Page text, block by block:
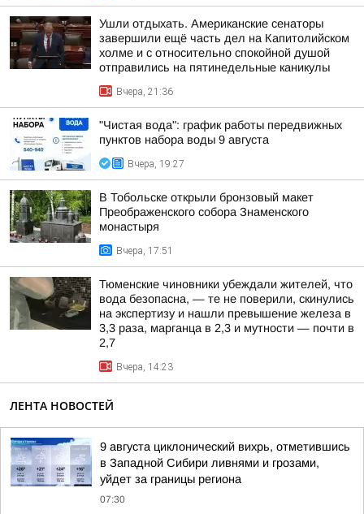
Ушли отдыхать. Американские сенаторы
завершили ещё часть дел на Капитолийском
холме и с относительно спокойной душой
отправились на пятинедельные каникулы
Вчера, 21:36
"Чистая вода": график работы передвижных
пунктов набора воды 9 августа
Вчера, 19:27
В Тобольске открыли бронзовый макет
Преображенского собора Знаменского
монастыря
Вчера, 17:51
Тюменские чиновники убеждали жителей, что
вода безопасна, — те не поверили, скинулись
на экспертизу и нашли превышение железа в
3,3 раза, марганца в 2,3 и мутности — почти в
2,7
Вчера, 14:23
ЛЕНТА НОВОСТЕЙ
9 августа циклонический вихрь, отметившись
в Западной Сибири ливнями и грозами,
уйдет за границы региона
07:30